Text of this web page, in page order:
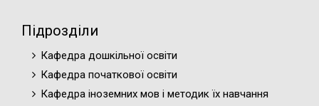
Підрозділи
Кафедра дошкільної освіти
Кафедра початкової освіти
Кафедра іноземних мов і методик їх навчання